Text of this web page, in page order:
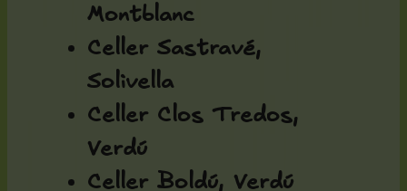
Montblanc
Celler Sastravé,
Solivella
Celler Clos Tredos,
Verdú
Celler Boldú, Verdú